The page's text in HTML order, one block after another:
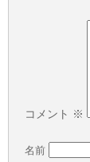
コメント ※
名前